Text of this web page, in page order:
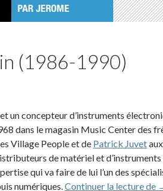
(1986-1990)
un concepteur d’instruments
dans le magasin Music Center des
Village People et de Patrick Juvet
de matériel et
qui va faire de lui l’un des
numériques.Continuer la lecture de